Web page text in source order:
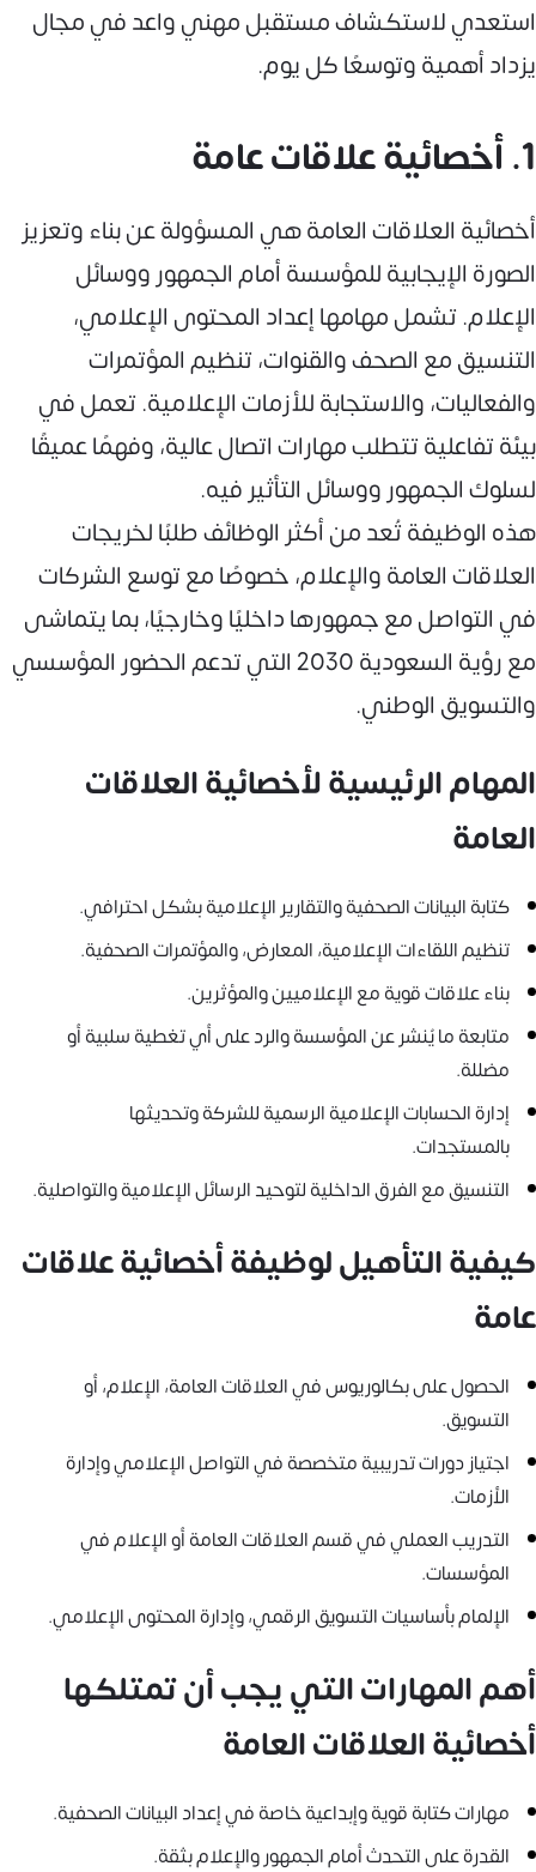
استعدي لاستكشاف مستقبل مهني واعد في مجال
يزداد أهمية وتوسعًا كل يوم.
1. أخصائية علاقات عامة
أخصائية العلاقات العامة هي المسؤولة عن بناء وتعزيز
الصورة الإيجابية للمؤسسة أمام الجمهور ووسائل
الإعلام. تشمل مهامها إعداد المحتوى الإعلامي،
التنسيق مع الصحف والقنوات، تنظيم المؤتمرات
والفعاليات، والاستجابة للأزمات الإعلامية. تعمل في
بيئة تفاعلية تتطلب مهارات اتصال عالية، وفهمًا عميقًا
لسلوك الجمهور ووسائل التأثير فيه.
هذه الوظيفة تُعد من أكثر الوظائف طلبًا لخريجات
العلاقات العامة والإعلام، خصوصًا مع توسع الشركات
في التواصل مع جمهورها داخليًا وخارجيًا، بما يتماشى
مع رؤية السعودية 2030 التي تدعم الحضور المؤسسي
والتسويق الوطني.
المهام الرئيسية لأخصائية العلاقات
العامة
كتابة البيانات الصحفية والتقارير الإعلامية بشكل احترافي.
تنظيم اللقاءات الإعلامية، المعارض، والمؤتمرات الصحفية.
بناء علاقات قوية مع الإعلاميين والمؤثرين.
متابعة ما يُنشر عن المؤسسة والرد على أي تغطية سلبية أو
مضللة.
إدارة الحسابات الإعلامية الرسمية للشركة وتحديثها
بالمستجدات.
التنسيق مع الفرق الداخلية لتوحيد الرسائل الإعلامية والتواصلية.
كيفية التأهيل لوظيفة أخصائية علاقات
عامة
الحصول على بكالوريوس في العلاقات العامة، الإعلام، أو
التسويق.
اجتياز دورات تدريبية متخصصة في التواصل الإعلامي وإدارة
الأزمات.
التدريب العملي في قسم العلاقات العامة أو الإعلام في
المؤسسات.
الإلمام بأساسيات التسويق الرقمي، وإدارة المحتوى الإعلامي.
أهم المهارات التي يجب أن تمتلكها
أخصائية العلاقات العامة
مهارات كتابة قوية وإبداعية خاصة في إعداد البيانات الصحفية.
القدرة على التحدث أمام الجمهور والإعلام بثقة.